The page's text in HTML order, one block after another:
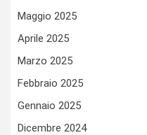
Maggio 2025
Aprile 2025
Marzo 2025
Febbraio 2025
Gennaio 2025
Dicembre 2024